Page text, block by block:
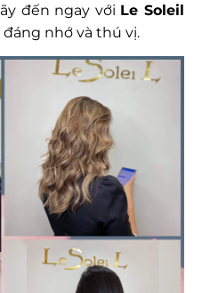
đến ngay với Le Soleil
nhớ và thú vị.